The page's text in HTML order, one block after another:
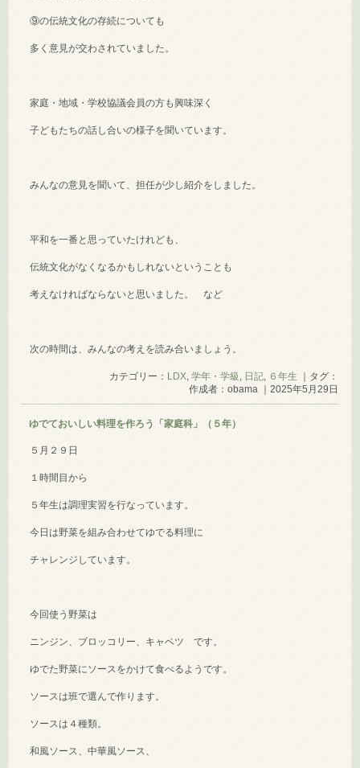
⑨の伝統文化の存続についても
多く意見が交わされていました。
家庭・地域・学校協議会員の方も興味深く
子どもたちの話し合いの様子を聞いています。
みんなの意見を聞いて、担任が少し紹介をしました。
平和を一番と思っていたけれども、
伝統文化がなくなるかもしれないということも
考えなければならないと思いました。 など
次の時間は、みんなの考えを読み合いましょう。
カテゴリー： LDX, 学年・学級 日記, ６年生 ｜タグ：
作成者：obama ｜2025年5月29日
ゆでておいしい料理を作ろう「家庭科」（５年）
５月２９日
１時間目から
５年生は調理実習を行なっています。
今日は野菜を組み合わせてゆでる料理に
チャレンジしています。
今回使う野菜は
ニンジン、ブロッコリー、キャベツ です。
ゆでた野菜にソースをかけて食べるようです。
ソースは班で選んで作ります。
ソースは４種類。
和風ソース、中華風ソース、